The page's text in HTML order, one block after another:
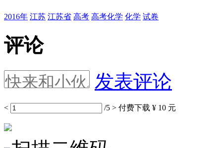
2016年 江苏 江苏省 高考 高考化学 化学 试卷
评论
发表评论
< /5 > 付费下载 ¥ 10 元